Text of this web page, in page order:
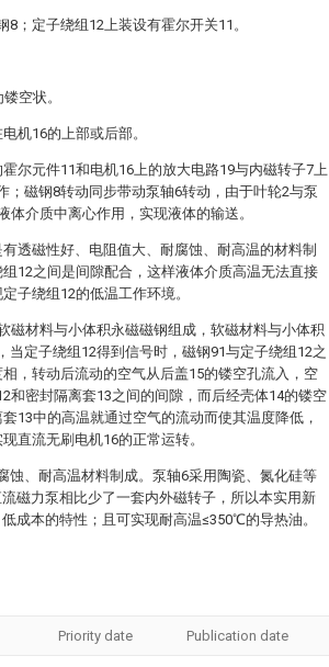
；定子绕组12上装设有霍尔开关11。
空状。
机16的上部或后部。
尔元件11和电机16上的放大电路19与内磁转子7上
；磁钢8转动同步带动泵轴6转动，由于叶轮2与泵
体介质中离心作用，实现液体的输送。
透磁性好、电阻值大、耐腐蚀、耐高温的材料制
12之间是间隙配合，这样液体介质高温无法直接
子绕组12的低温工作环境。
磁材料与小体积永磁磁钢组成，软磁材料与小体积
当定子绕组12得到信号时，磁钢91与定子绕组12之
，转动后流动的空气从后盖15的镂空孔流入，空
和密封隔离套13之间的间隙，而后经壳体14的镂空
13中的高温就通过空气的流动而使其温度降低，
直流无刷电机16的正常运转。
蚀、耐高温材料制成。泵轴6采用陶瓷、氮化硅等
磁力泵相比少了一套内外磁转子，所以本实用新
成本的特性；且可实现耐高温≤350℃的导热油。
Priority date Publication date